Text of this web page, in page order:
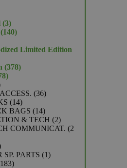
33
producten
140140
Limited Edition
378378
578
3636
1414
producten
BAGS 1414
producten
& TECH 22
producten
COMMUNICAT.
2
PARTS 11
183183